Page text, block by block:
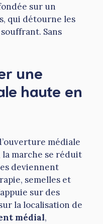
sur un
qui détourne les
Sans
une
haute en
médiale
marche se réduit
deviennent
semelles et
sur des
la localisation de
médial,